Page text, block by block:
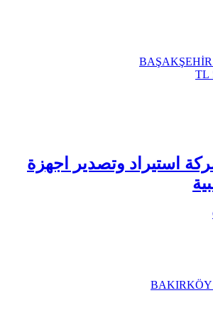
استيراد وتصدير اجهزة